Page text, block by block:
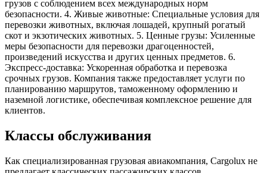
грузов с соблюдением всех международных норм
безопасности. 4. Живые животные: Специальные условия для
перевозки животных, включая лошадей, крупный рогатый
скот и экзотических животных. 5. Ценные грузы: Усиленные
меры безопасности для перевозки драгоценностей,
произведений искусства и других ценных предметов. 6.
Экспресс-доставка: Ускоренная обработка и перевозка
срочных грузов. Компания также предоставляет услуги по
планированию маршрутов, таможенному оформлению и
наземной логистике, обеспечивая комплексное решение для
клиентов.
Классы обслуживания
Как специализированная грузовая авиакомпания, Cargolux не